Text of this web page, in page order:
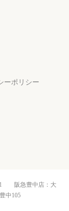
ーポリシー
阪急豊中店：大
中105